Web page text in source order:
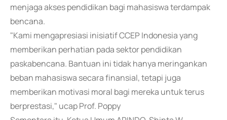
menjaga akses pendidikan bagi mahasiswa terdampak
bencana.
"Kami mengapresiasi inisiatif CCEP Indonesia yang
memberikan perhatian pada sektor pendidikan
paskabencana. Bantuan ini tidak hanya meringankan
beban mahasiswa secara finansial, tetapi juga
memberikan motivasi moral bagi mereka untuk terus
berprestasi," ucap Prof. Poppy